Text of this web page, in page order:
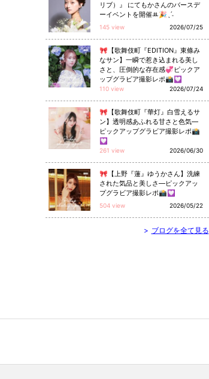
リブ）』 にてもかさんのバースデ
ーイベントを開催ꔛ🎉ˎˊ˗
145 view 2026/07/25
🎀【歌舞伎町『EDITION』東條み
なサン】一瞬で惹き込まれる美し
さと、圧倒的な存在感💞ピックア
ップグラビア撮影レポ📸💟
110 view 2026/07/24
🎀【歌舞伎町『華灯』白雪えるサ
ン】透明感あふれる甘さと色気—
ピックアップグラビア撮影レポ📸
💟
261 view 2026/06/30
🎀【上野『蓮』ゆうかさん】洗練
された気品と美しさ—ピックアッ
プグラビア撮影レポ📸💟
504 view 2026/05/22
> ブログを全て見る